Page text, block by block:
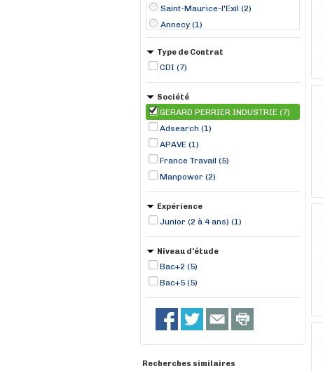
Saint-Maurice-l'Exil (2)
Annecy (1)
Belley (1)
Type de Contrat
CDI (7)
Société
GERARD PERRIER INDUSTRIE (7)
Adsearch (1)
APAVE (1)
France Travail (5)
Manpower (2)
Expérience
Junior (2 à 4 ans) (1)
Niveau d'étude
Bac+2 (5)
Bac+5 (5)
Recherches similaires